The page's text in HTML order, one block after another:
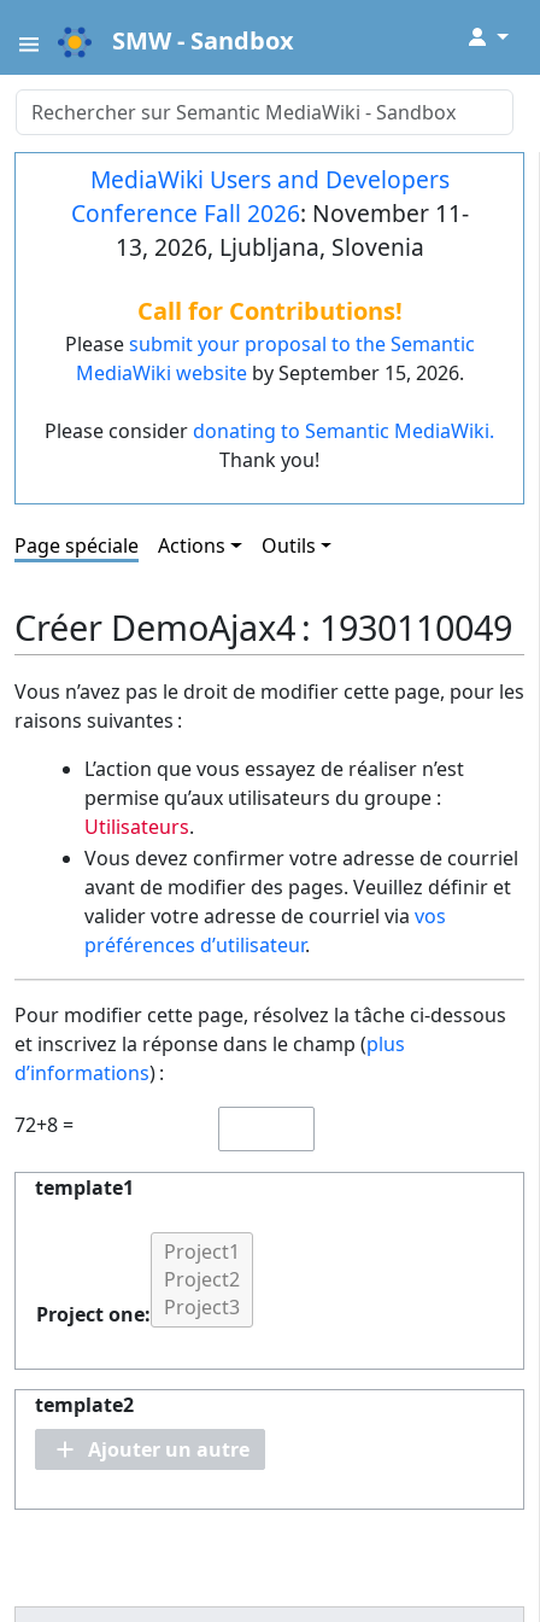
SMW - Sandbox ↓
MediaWiki Users and Developers
Conference Fall 2026: November 11-
13, 2026, Ljubljana, Slovenia
Call for Contributions!
Pleasesubmit your proposal to the Semantic
MediaWiki websiteby September 15, 2026.
Please considerdonating to Semantic MediaWiki.
Thank you!
Page spéciale Actions Outils
Créer DemoAjax4 : 1930110049
Vous n’avez pas le droit de modifier cette page, pour les
raisons suivantes :
L’action que vous essayez de réaliser n’est
permise qu’aux utilisateurs du groupe :
Utilisateurs.
Vous devez confirmer votre adresse de courriel
avant de modifier des pages. Veuillez définir et
valider votre adresse de courriel via vos
préférences d’utilisateur.
Pour modifier cette page, résolvez la tâche ci-dessous
et inscrivez la réponse dans le champ (plus
d’informations) :
72+8 =
template1
Project one:
template2
Ajouter un autre